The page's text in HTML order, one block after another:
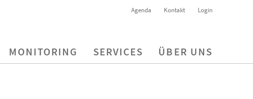
Agenda Kontakt Login
MONITORING SERVICES ÜBER UNS